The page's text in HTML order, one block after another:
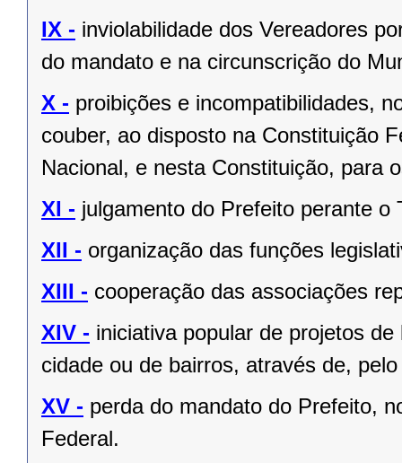
IX - inviolabilidade dos Vereadores
do mandato e na circunscrição do
X - proibições e incompatibilidades,
couber, ao disposto na Constituição
Nacional, e nesta Constituição, para
XI - julgamento do Prefeito perante o
XII - organização das funções
XIII - cooperação das associações
XIV - iniciativa popular de projetos
cidade ou de bairros, através de,
XV - perda do mandato do Prefeito,
Federal.